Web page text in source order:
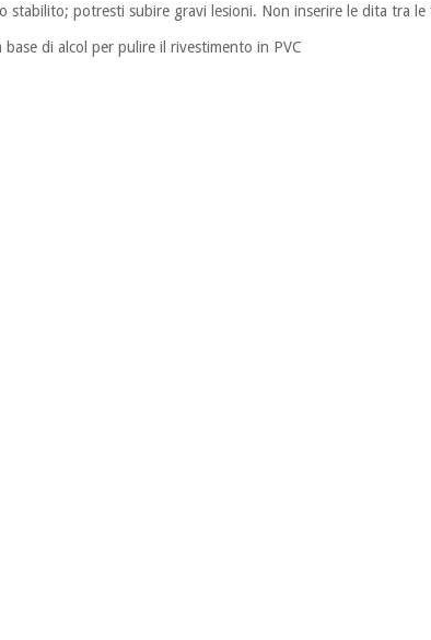
stabilito; potresti subire gravi lesioni. Non inserire le dita tra le
di alcol per pulire il rivestimento in PVC